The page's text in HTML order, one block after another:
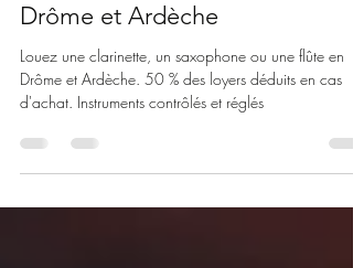
Drôme et Ardèche
Louez une clarinette, un saxophone ou une flûte en
Drôme et Ardèche. 50 % des loyers déduits en cas
d'achat. Instruments contrôlés et réglés